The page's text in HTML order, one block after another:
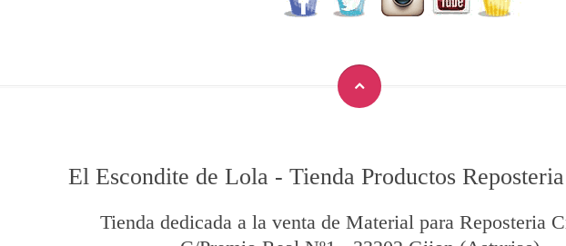
El Escondite de Lola - Tienda Productos
Tienda dedicada a la venta de Material para Reposteria